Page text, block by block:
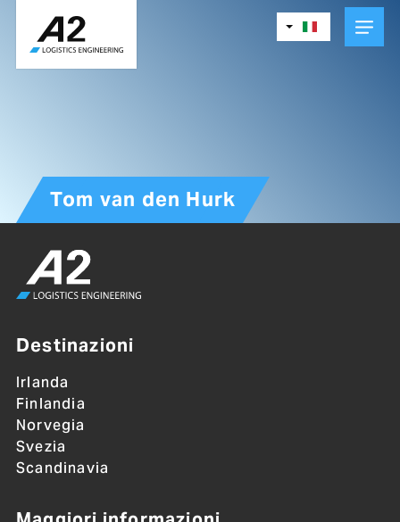
main
content
Tom van den Hurk
Destinazioni
Irlanda
Finlandia
Norvegia
Svezia
Scandinavia